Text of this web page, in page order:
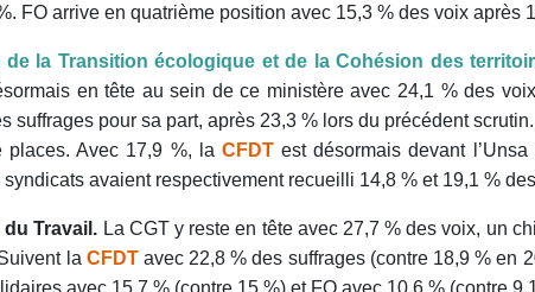
FO arrive en quatrième position avec 15,3 % des voix après
de la Transition écologique et de la Cohésion des
en tête au sein de ce ministère avec 24,1 % des
suffrages pour sa part, après 23,3 % lors du précédent
places. Avec 17,9 %, la CFDT est désormais devant
syndicats avaient respectivement recueilli 14,8 % et 19,1 %
du Travail. La CGT y reste en tête avec 27,7 % des voix, un
la CFDT avec 22,8 % des suffrages (contre 18,9 % en
avec 15,7 % (contre 15 %) et FO avec 10,6 % (contre